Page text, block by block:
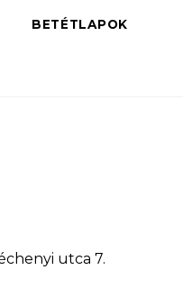
BETÉTLAPOK
utca 7.